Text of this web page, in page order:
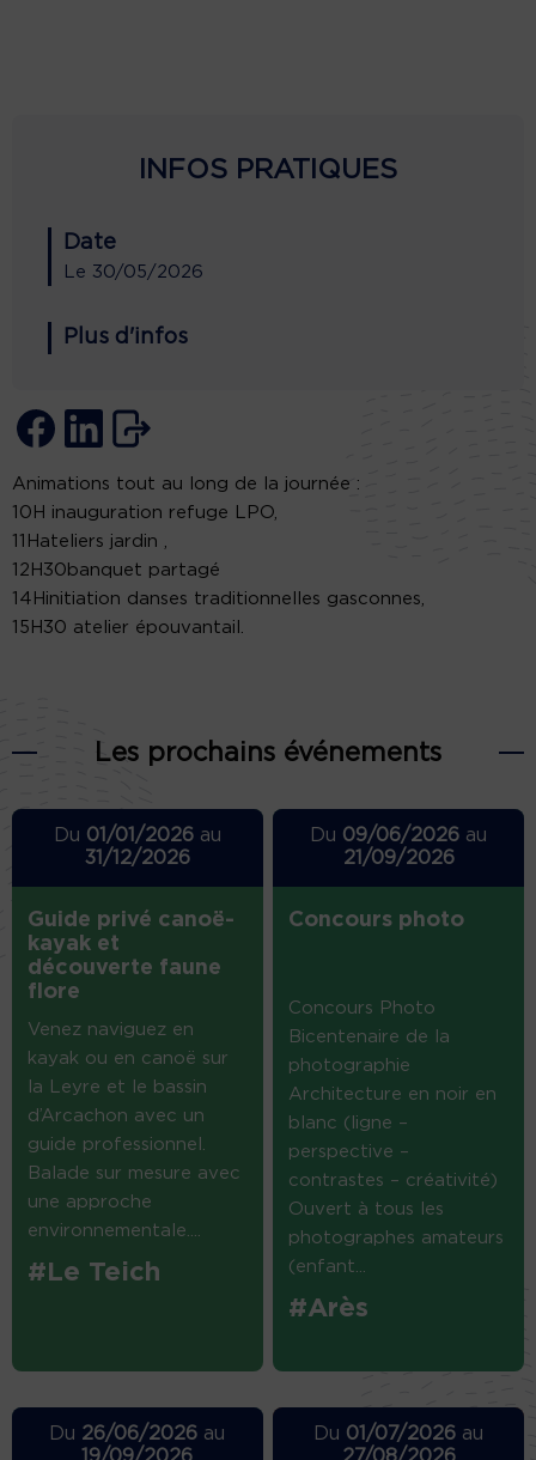
INFOS PRATIQUES
Date
Le 30/05/2026
Plus d'infos
Animations tout au long de la journée :
10H inauguration refuge LPO,
11Hateliers jardin ,
12H30banquet partagé
14Hinitiation danses traditionnelles gasconnes,
15H30 atelier épouvantail.
Les prochains événements
Du 01/01/2026au
31/12/2026
Guide privé canoë-
kayak et
découverte faune
flore
Venez naviguez en
kayak ou en canoë sur
la Leyre et le bassin
d’Arcachon avec un
guide professionnel.
Balade sur mesure avec
une approche
environnementale....
#Le Teich
Du 09/06/2026 au
21/09/2026
Concours photo
Concours Photo
Bicentenaire de la
photographie
Architecture en noir en
blanc (ligne –
perspective –
contrastes – créativité)
Ouvert à tous les
photographes amateurs
(enfant...
#Arès
Du 26/06/2026 au
Du 01/07/2026 au